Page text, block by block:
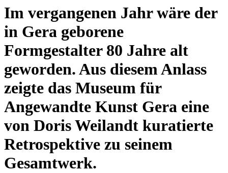
Im vergangenen Jahr wäre der
in Gera geborene
Formgestalter 80 Jahre alt
geworden. Aus diesem Anlass
zeigte das Museum für
Angewandte Kunst Gera eine
von Doris Weilandt kuratierte
Retrospektive zu seinem
Gesamtwerk.